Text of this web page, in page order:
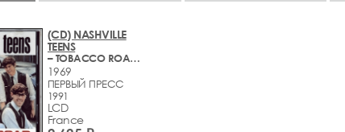
(CD) NASHVILLE
TEENS
– TOBACCO ROAD (1964-1969)
1969
ПЕРВЫЙ ПРЕСС
1991
LCD
France